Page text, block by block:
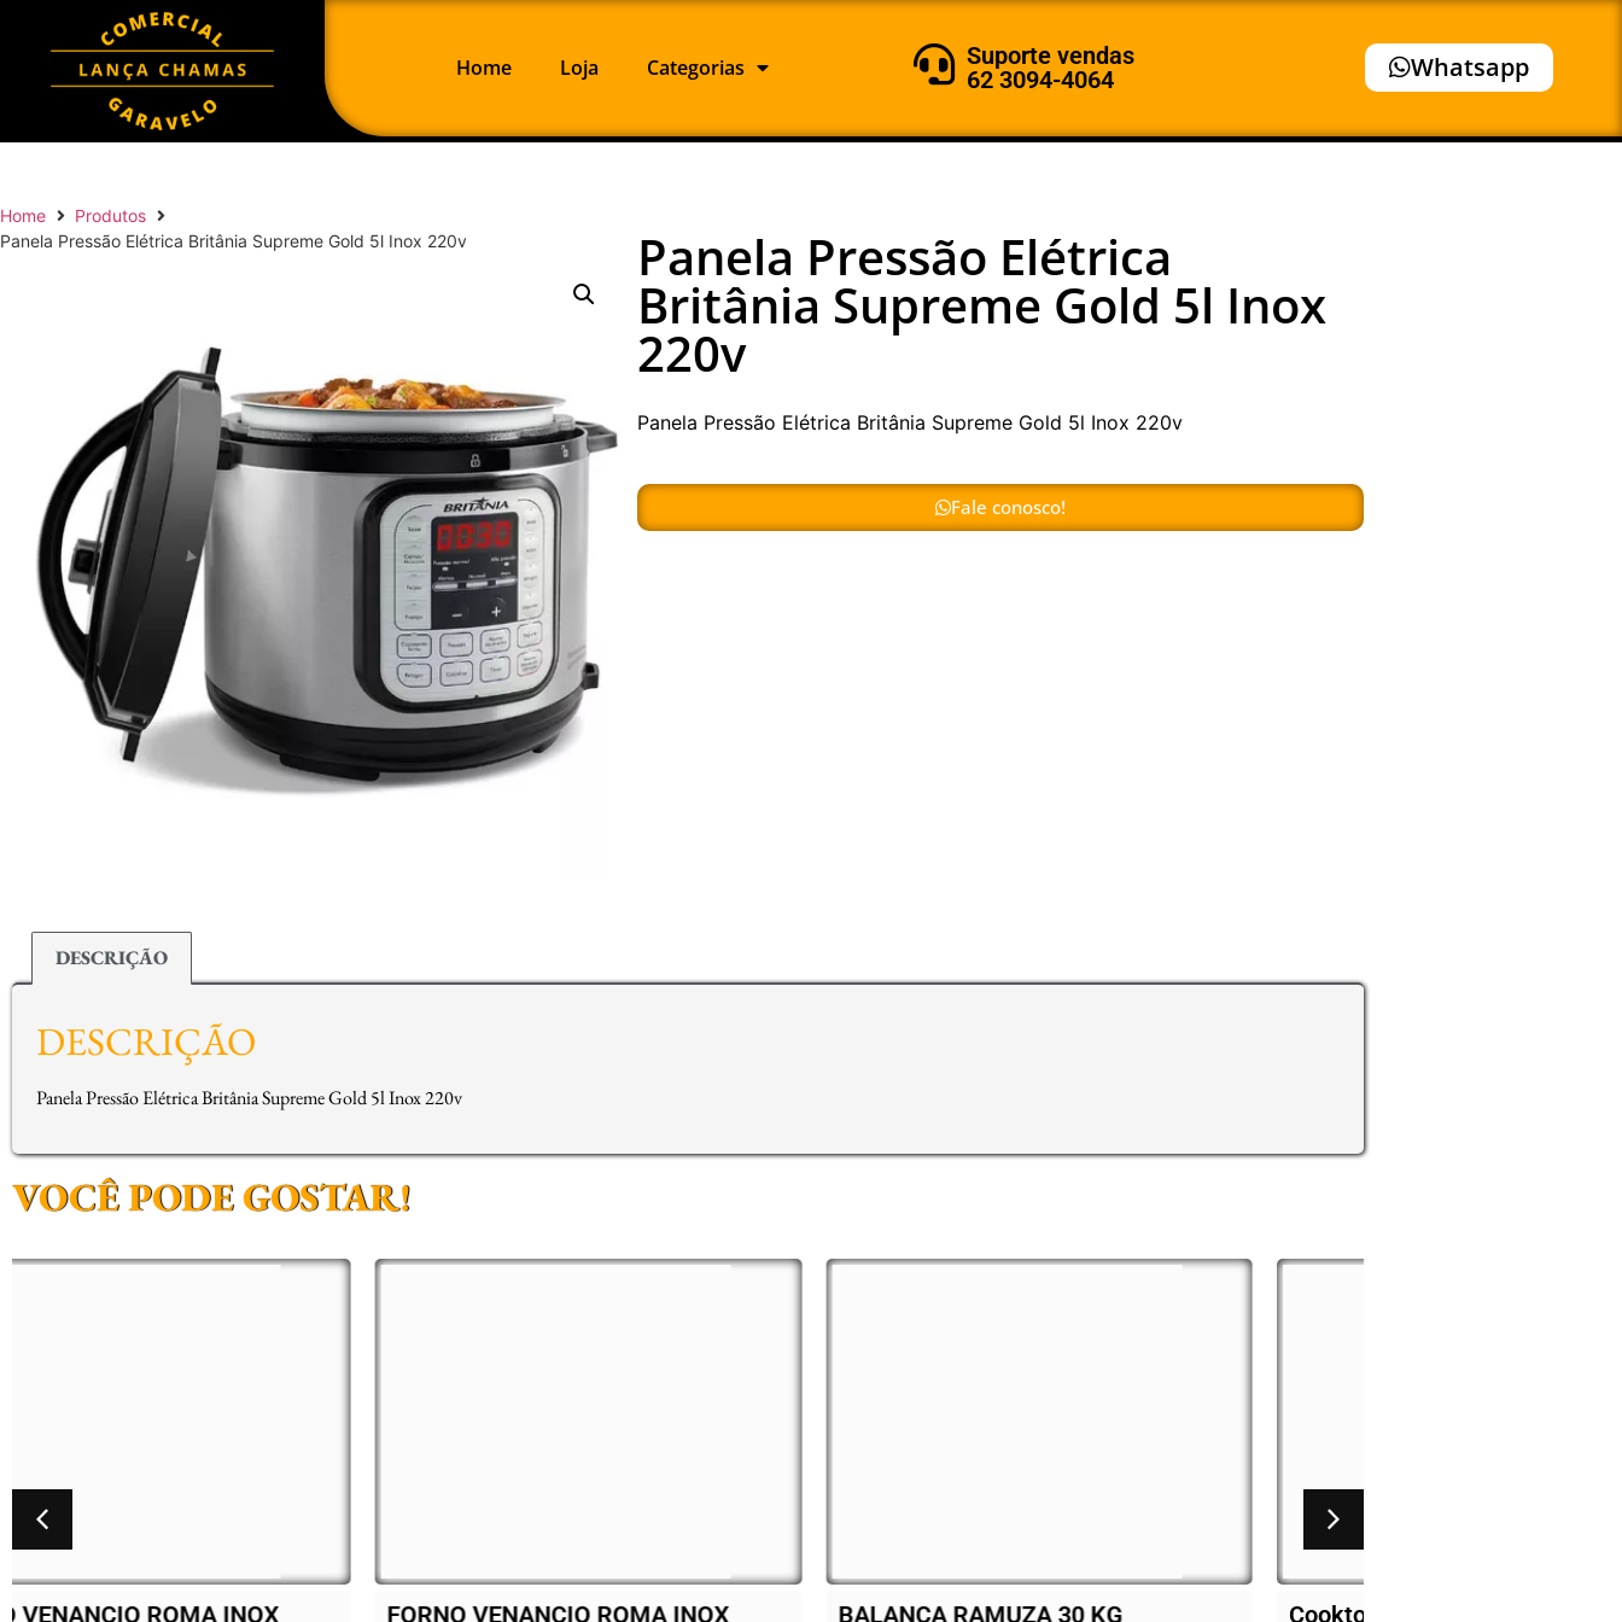
Home Loja Categorias
Suporte vendas
62 3094-4064
Whatsapp
Home
Produtos
Panela Pressão Elétrica Britânia Supreme Gold 5l Inox 220v
Panela Pressão Elétrica
Britânia Supreme Gold 5l Inox
220v
Panela Pressão Elétrica Britânia Supreme Gold 5l Inox 220v
Fale conosco!
DESCRIÇÃO
DESCRIÇÃO
Panela Pressão Elétrica Britânia Supreme Gold 5l Inox 220v
VOCÊ PODE GOSTAR!
FORNO VENANCIO ROMA INOX
BALANÇA RAMUZA 30 KG
Cooktop Fischer 4 bocas